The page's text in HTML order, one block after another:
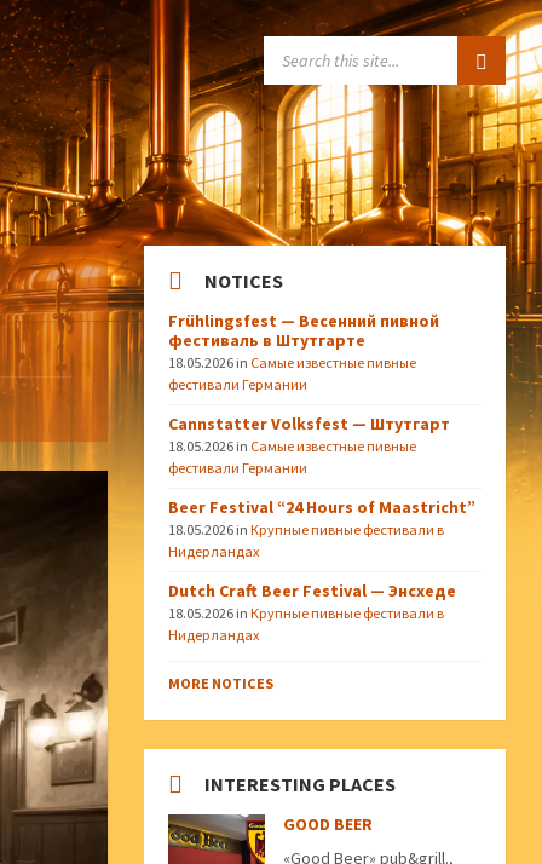
NOTICES
Frühlingsfest — Весенний пивной
фестиваль в Штутгарте
18.05.2026 in Самые известные пивные
фестивали Германии
Cannstatter Volksfest — Штутгарт
18.05.2026 in Самые известные пивные
фестивали Германии
Beer Festival “24 Hours of Maastricht”
18.05.2026 inКрупные пивные фестивали в
Нидерландах
Dutch Craft Beer Festival — Энсхеде
18.05.2026 inКрупные пивные фестивали в
Нидерландах
MORE NOTICES
INTERESTING PLACES
GOOD BEER
«Good Beer» pub&grill.,